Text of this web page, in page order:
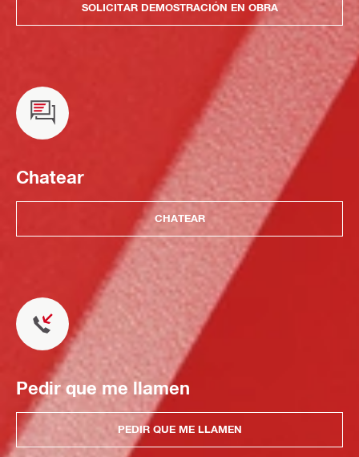
SOLICITAR DEMOSTRACIÓN EN OBRA
Chatear
CHATEAR
Pedir que me llamen
PEDIR QUE ME LLAMEN